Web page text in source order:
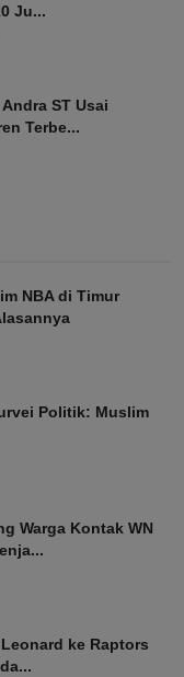
Ju...
ST Usai
Terbe...
NBA di Timur
Politik: Muslim
Warga Kontak WN
ke Raptors